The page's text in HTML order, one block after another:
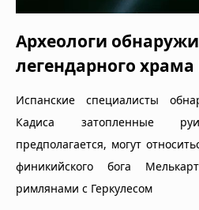
Археологи
легендарного храма
Испанские специалисты
Кадиса затопленные
предполагается, могут
финикийского бога
римлянами с Геркулесом